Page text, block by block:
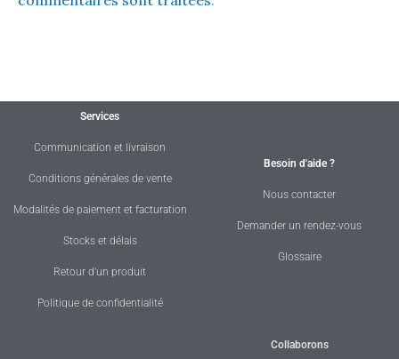
Services
Communication et livraison
Conditions générales de vente
Modalités de paiement et facturation
Stocks et délais
Retour d'un produit
Politique de confidentialité
Besoin d'aide ?
Nous contacter
Demander un rendez-vous
Glossaire
Collaborons